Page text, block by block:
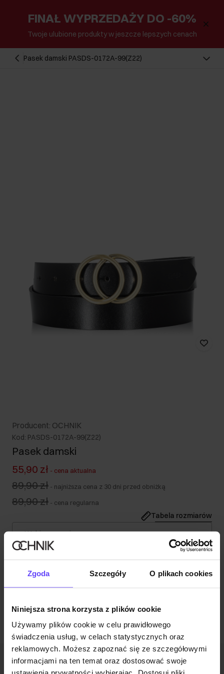
Zgoda Szczegóły O plikach cookies
Niniejsza strona korzysta z plików cookie
Używamy plików cookie w celu prawidłowego
świadczenia usług, w celach statystycznych oraz
reklamowych. Możesz zapoznać się ze szczegółowymi
informacjami na ten temat oraz dostosować swoje
FINAŁ WYPRZEDAŻY DO -60%
Twoje ulubione produkty w jeszcze lepszych cenach
Pasek damski PASDS-0172A-99(Z22)
Producent: OCHNIK
Kod: PASDS-0172A-99(Z22)
Pasek damski
55,90 zł - cena aktualna
89,90 zł - najniższa cena z 30 dni przed obniżką
89,90 zł - cena regularna
Tabela rozmiarów
Wybierz rozmiar
Opis produktu
Newsletter